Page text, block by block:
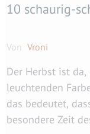
10 schaurig-
Von Vroni
Der Herbst ist
leuchtenden
das bedeutet,
besondere Zeit